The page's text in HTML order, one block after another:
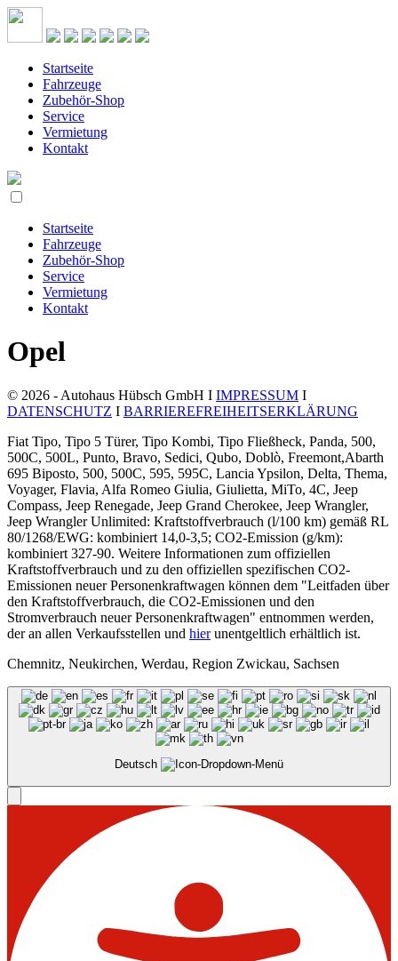
Startseite
Fahrzeuge
Zubehör-Shop
Service
Vermietung
Kontakt
Startseite
Fahrzeuge
Zubehör-Shop
Service
Vermietung
Kontakt
Opel
© 2026 - Autohaus Hübsch GmbH I IMPRESSUM I
DATENSCHUTZ I BARRIEREFREIHEITSERKLÄRUNG
Fiat Tipo, Tipo 5 Türer, Tipo Kombi, Tipo Fließheck, Panda, 500,
500C, 500L, Punto, Bravo, Sedici, Qubo, Doblò, Freemont,Abarth
695 Biposto, 500, 500C, 595, 595C, Lancia Ypsilon, Delta, Thema,
Voyager, Flavia, Alfa Romeo Giulia, Giulietta, MiTo, 4C, Jeep
Compass, Jeep Renegade, Jeep Grand Cherokee, Jeep Wrangler,
Jeep Wrangler Unlimited: Kraftstoffverbrauch (l/100 km) gemäß RL
80/1268/EWG: kombiniert 14,0-3,5; CO2-Emission (g/km):
kombiniert 327-90. Weitere Informationen zum offiziellen
Kraftstoffverbrauch und zu den offiziellen spezifischen CO2-
Emissionen neuer Personenkraftwagen können dem "Leitfaden über
den Kraftstoffverbrauch, die CO2-Emissionen und den
Stromverbrauch neuer Personenkraftwagen" entnommen werden,
der an allen Verkaufsstellen und hierunentgeltlich erhältlich ist.
Chemnitz, Neukirchen, Werdau, Region Zwickau, Sachsen
Deutsch